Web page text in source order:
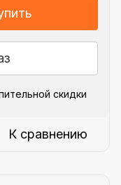
скидки
К сравнению